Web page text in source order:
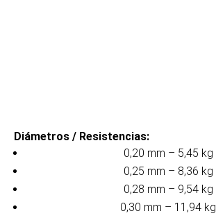
Diámetros / Resistencias:
0,20 mm – 5,45 kg
0,25 mm – 8,36 kg
0,28 mm – 9,54 kg
0,30 mm – 11,94 kg